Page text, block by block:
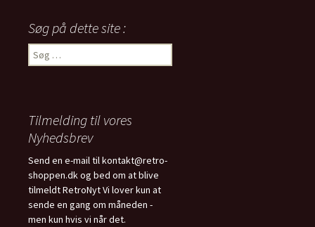
Søg på dette site :
Søg
efter:
Tilmelding til vores
Nyhedsbrev
Send en e-mail til kontakt@retro-
shoppen.dk og bed om at blive
tilmeldt RetroNyt Vi lover kun at
sende en gang om måneden -
men kun hvis vi når det.